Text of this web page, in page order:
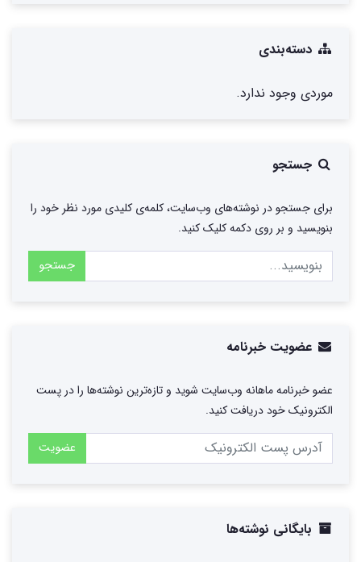
دسته‌بندی
موردی وجود ندارد.
جستجو
برای جستجو در نوشته‌های وب‌سایت، کلمه‌ی کلیدی مورد نظر خود را
بنویسید و بر روی دکمه کلیک کنید.
جستجو
عضویت خبرنامه
عضو خبرنامه ماهانه وب‌سایت شوید و تازه‌ترین نوشته‌ها را در پست
الکترونیک خود دریافت کنید.
عضویت
بایگانی نوشته‌ها